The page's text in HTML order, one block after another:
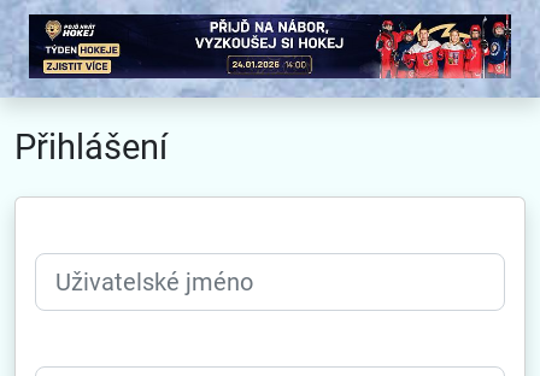
Přihlášení